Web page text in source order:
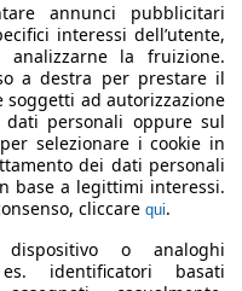
PS)
h
annunci pubblicitari
interessi dell’utente,
la fruizione.
a destra per prestare il
soggetti ad autorizzazione
personali oppure sul
selezionare i cookie in
dei dati personali
base a legittimi interessi.
cliccare qui.
o analoghi
identificatori basati